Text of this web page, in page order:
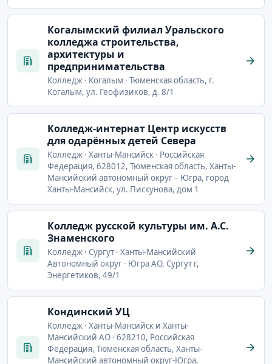
Когалымский филиал Уральского
колледжа строительства,
архитектуры и
предпринимательства
Колледж · Когалым · Тюменская область, г.
Когалым, ул. Геофизиков, д. 8/1
Колледж-интернат Центр искусств
для одарённых детей Севера
Колледж · Ханты-Мансийск · Российская
Федерация, 628012, Тюменская область, Ханты-
Мансийский автономный округ – Югра, город
Ханты-Мансийск, ул. Пискунова, дом 1
Колледж русской культуры им. А.С.
Знаменского
Колледж · Сургут · Ханты-Мансийский
Автономный округ - Югра АО, Сургут г,
Энергетиков, 49/1
Кондинский УЦ
Колледж · Ханты-Мансийск и Ханты-
Мансийский АО · 628210, Российская
Федерация, Тюменская область, Ханты-
Мансийский автономный округ-Югра,